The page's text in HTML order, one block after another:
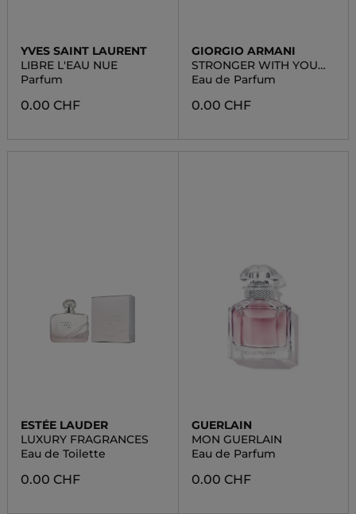
YVES SAINT LAURENT
LIBRE L'EAU NUE
Parfum
0.00 CHF
GIORGIO ARMANI
STRONGER WITH YOU
INTENSELY
Eau de Parfum
0.00 CHF
ESTÉE LAUDER
LUXURY FRAGRANCES
Eau de Toilette
0.00 CHF
GUERLAIN
MON GUERLAIN
Eau de Parfum
0.00 CHF